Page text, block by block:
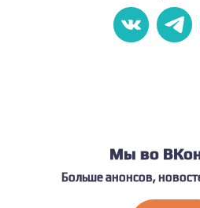
Мы во
Больше анонсов,